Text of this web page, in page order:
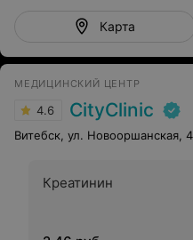
Карта
МЕДИЦИНСКИЙ ЦЕНТР
4.6 CityClinic
Витебск, ул. Новооршанская, 4
Креатинин